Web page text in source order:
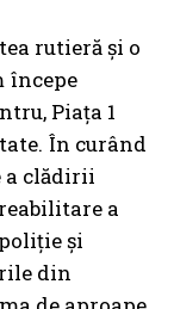
rutieră şi o
începe
Piaţa 1
În curând
a clădirii
a
şi
din